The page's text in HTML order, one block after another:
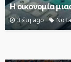
Η οικονομία
3 έτη ago No